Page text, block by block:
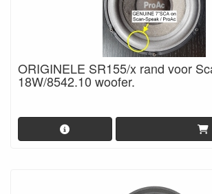
ORIGINELE SR155/x rand voor
18W/8542.10 woofer.